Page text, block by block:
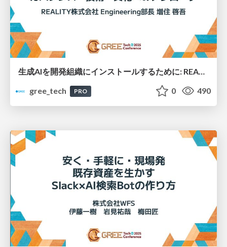
生成AIを開発組織にインストールするために: REALITYにおけるガバナンス・技術・文化へのアプローチ
gree_tech
PRO 0 490